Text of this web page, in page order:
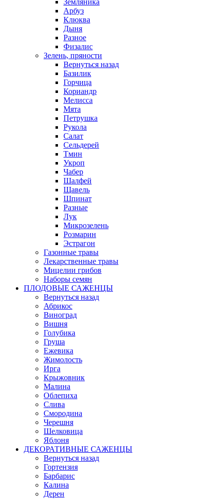
Арбуз
Клюква
Дыня
Разное
Физалис
Зелень, пряности
Вернуться назад
Базилик
Горчица
Кориандр
Мелисса
Мята
Петрушка
Рукола
Салат
Сельдерей
Тмин
Укроп
Чабер
Шалфей
Щавель
Шпинат
Разные
Лук
Микрозелень
Розмарин
Эстрагон
Газонные травы
Лекарственные травы
Мицелии грибов
Наборы семян
ПЛОДОВЫЕ САЖЕНЦЫ
Вернуться назад
Абрикос
Виноград
Вишня
Голубика
Груша
Ежевика
Жимолость
Ирга
Крыжовник
Малина
Облепиха
Слива
Смородина
Черешня
Шелковица
Яблоня
ДЕКОРАТИВНЫЕ САЖЕНЦЫ
Вернуться назад
Гортензия
Барбарис
Калина
Дерен